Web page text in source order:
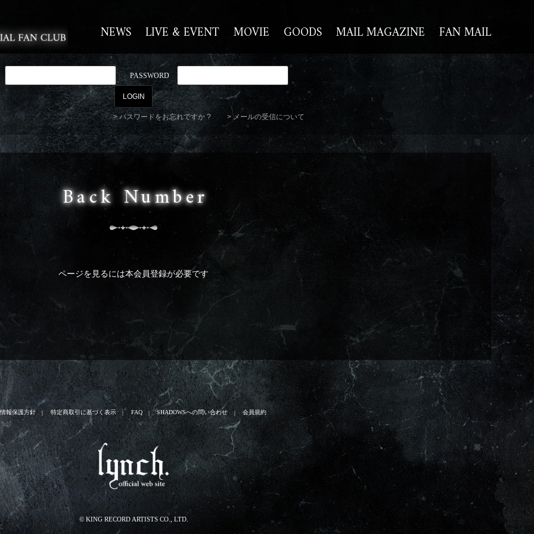
NEWS LIVE & EVENT MOVIE GOODS MAIL MAGAZINE FAN MAIL
PASSWORD
パスワードをお忘れですか ? メールの受信について
Back Number
ページを見るには本会員登録が必要です
報保護方針 特定商取引に基づく表示 FAQ SHADOWSへの問い合わせ 会員規約
© KING RECORD ARTISTS CO., LTD.